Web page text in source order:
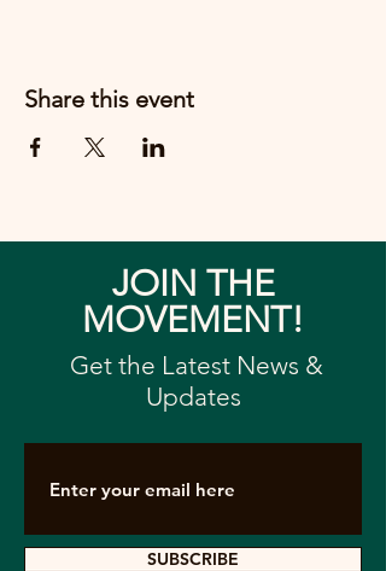
Share this event
JOIN THE
MOVEMENT!
Get the Latest News &
Updates
SUBSCRIBE